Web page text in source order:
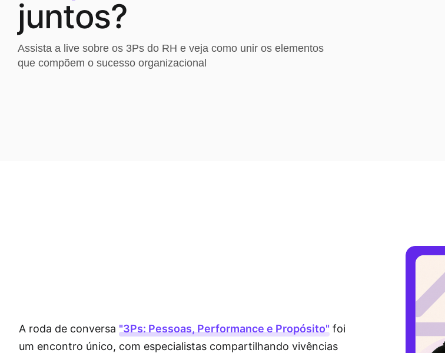
juntos?
Assista a live sobre os 3Ps do RH e veja como unir os elementos
que compõem o sucesso organizacional
A roda de conversa "3Ps: Pessoas, Performance e Propósito" foi
um encontro único, com especialistas compartilhando vivências